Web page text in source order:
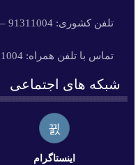
تلفن کشوری: 91311004 – 021
تماس با تلفن همراه: 91311004 – 021
شبکه های اجتماعی
اینستاگرام